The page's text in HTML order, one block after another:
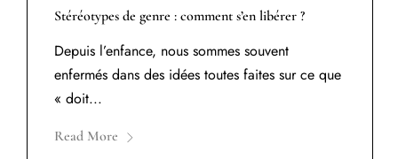
Stéréotypes de genre : comment s’en libérer ?
Depuis l’enfance, nous sommes souvent
enfermés dans des idées toutes faites sur ce que
« doit...
Read More